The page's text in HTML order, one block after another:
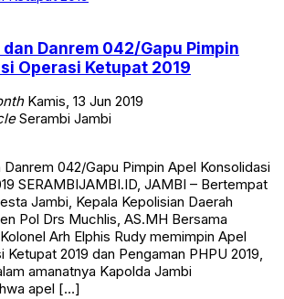
Danrem 042/Gapu Pimpin
Operasi Ketupat 2019
Kamis, 13 Jun 2019
Serambi Jambi
042/Gapu Pimpin Apel Konsolidasi
SERAMBIJAMBI.ID, JAMBI – Bertempat
Jambi, Kepala Kepolisian Daerah
Pol Drs Muchlis, AS.MH Bersama
Arh Elphis Rudy memimpin Apel
Ketupat 2019 dan Pengaman PHPU 2019,
amanatnya Kapolda Jambi
apel […]